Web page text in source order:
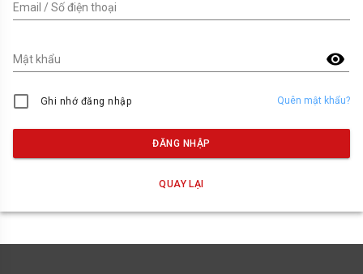
Email / Số điện thoại
visibility
Mật khẩu
Ghi nhớ đăng nhập Quên mật khẩu?
ĐĂNG NHẬP
QUAY LẠI